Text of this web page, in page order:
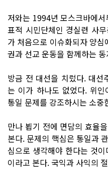
저와는 1994년 모스크바에
표적 시민단체인 경실련 사
가 처음으로 이슈화되자 양
권과 선교 운동을 함께하는
방금 전 대선을 치렀다. 대선
는 이가 하나도 없었다. 위
통일 문제를 강조하시는 소중
만나 뵙기 전에 면담의 효율
본다. 문제의 핵심은 통일과
심으로 생각해야 한다는 것
이라고 본다. 국익과 사익의